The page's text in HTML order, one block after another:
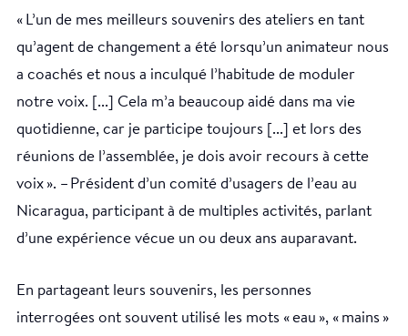
« L’un de mes meilleurs souvenirs des ateliers en tant
qu’agent de changement a été lorsqu’un animateur nous
a coachés et nous a inculqué l’habitude de moduler
notre voix. [...] Cela m’a beaucoup aidé dans ma vie
quotidienne, car je participe toujours [...] et lors des
réunions de l’assemblée, je dois avoir recours à cette
voix ». – Président d’un comité d’usagers de l’eau au
Nicaragua, participant à de multiples activités, parlant
d’une expérience vécue un ou deux ans auparavant.
En partageant leurs souvenirs, les personnes
interrogées ont souvent utilisé les mots « eau », « mains »